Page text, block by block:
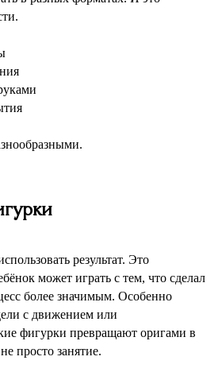
результат. Это
может играть с тем, что сделал
более значимым. Особенно
с движением или
фигурки превращают оригами в
просто занятие.